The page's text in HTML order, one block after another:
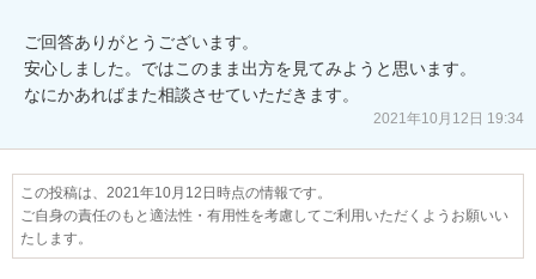
ご回答ありがとうございます。
安心しました。ではこのまま出方を見てみようと思います。
なにかあればまた相談させていただきます。
2021年10月12日 19:34
この投稿は、2021年10月12日時点の情報です。
ご自身の責任のもと適法性・有用性を考慮してご利用いただくようお願いい
たします。